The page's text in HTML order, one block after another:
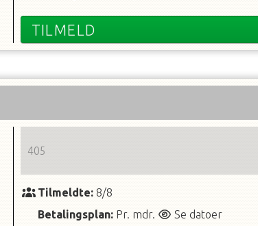
TILMELD
405
Tilmeldte: 8/8
Betalingsplan: Pr. mdr. Se datoer